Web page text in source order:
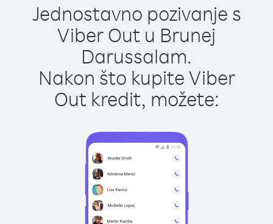
Jednostavno pozivanje s
Viber Out u Brunej
Darussalam.
Nakon što kupite Viber
Out kredit, možete: